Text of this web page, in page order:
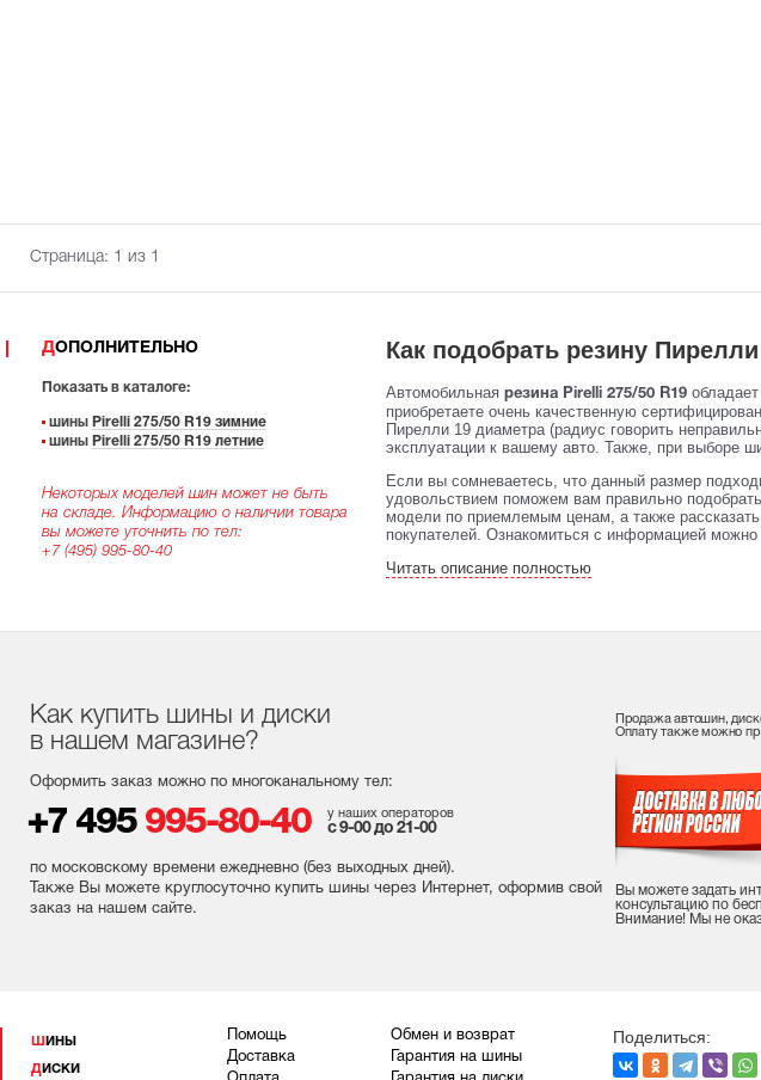
Страница: 1 из 1
ДОПОЛНИТЕЛЬНО
Показать в каталоге:
шины Pirelli 275/50 R19 зимние
шины Pirelli 275/50 R19 летние
Некоторых моделей шин может не быть
на складе. Информацию о наличии товара
вы можете уточнить по тел:
+7 (495) 995-80-40
Как подобрать резину
Автомобильная резина Pirelli 275/50 R19
приобретаете очень качественную
Пирелли 19 диаметра (радиус говорить
эксплуатации к вашему авто. Также, при выборе
Если вы сомневаетесь, что данный размер
удовольствием поможем вам правильно
модели по приемлемым ценам, а также
покупателей. Ознакомиться с информацией
Читать описание полностью
Как купить шины и диски
в нашем магазине?
Оформить заказ можно по многоканальному тел:
+7 495 995-80-40 у наших операторов
с 9-00 до 21-00
по московскому времени ежедневно (без выходных дней).
Также Вы можете круглосуточно купить шины через Интернет, оформив свой
заказ на нашем сайте.
Продажа автошин,
Оплату также можно
Вы можете задать
консультацию по
Внимание! Мы не
ШИНЫ
ДИСКИ
Помощь
Доставка
Обмен и возврат
Гарантия на шины
Поделиться: